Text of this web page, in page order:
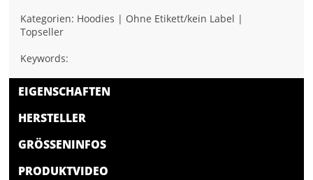
Kategorien: Hoodies | Ohne Etikett/kein Label |
Topseller
Keywords:
EIGENSCHAFTEN
HERSTELLER
GRÖSSENINFOS
PRODUKTVIDEO